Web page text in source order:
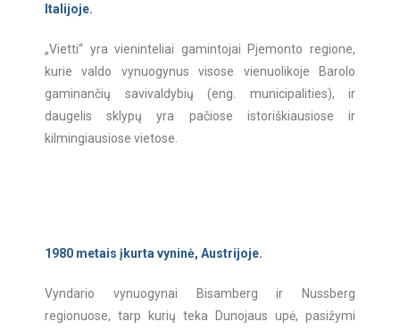
Italijoje.
„Vietti“ yra vieninteliai gamintojai Pjemonto regione,
kurie valdo vynuogynus visose vienuolikoje Barolo
gaminančių savivaldybių (eng. municipalities), ir
daugelis sklypų yra pačiose istoriškiausiose ir
kilmingiausiose vietose.
1980 metais įkurta vyninė, Austrijoje.
Vyndario vynuogynai Bisamberg ir Nussberg
regionuose, tarp kurių teka Dunojaus upė, pasižymi